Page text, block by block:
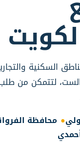
السكنية
لتتمكن من
محافظة